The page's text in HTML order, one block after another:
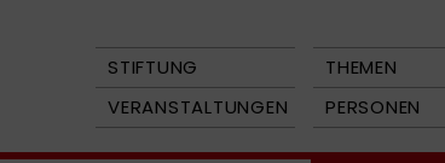
STIFTUNG THEMEN
VERANSTALTUNGEN
PERSONEN